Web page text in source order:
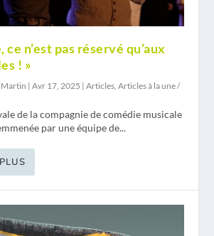
ce n’est pas réservé qu’aux
! »
Martin |Avr 17, 2025 |Articles,Articles à la une /
de la compagnie de comédie musicale
par une équipe de...